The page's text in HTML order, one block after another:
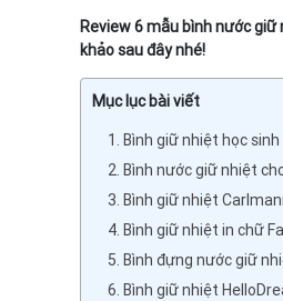
Review 6 mẫu bình nước
khảo sau đây nhé!
Mục lục bài viết
1. Bình giữ nhiệt học
2. Bình nước giữ nhiệt
3. Bình giữ nhiệt
4. Bình giữ nhiệt in chữ
5. Bình đựng nước giữ
6. Bình giữ nhiệt